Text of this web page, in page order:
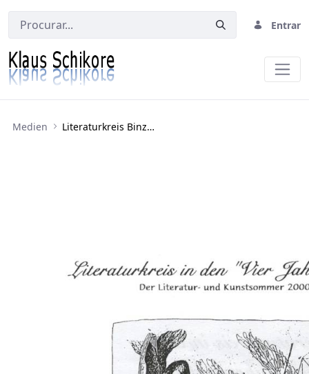
Entrar
Medien Literaturkreis Binz/Rügen, 23.8.2000